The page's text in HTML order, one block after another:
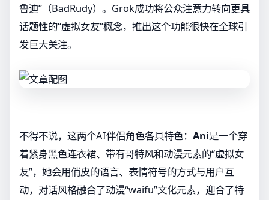
鲁迪”（BadRudy）。Grok成功将公众注意力转向更具
话题性的“虚拟女友”概念，推出这个功能很快在全球引
发巨大关注。
不得不说，这两个AI伴侣角色各具特色： Ani是一个穿
着紧身黑色连衣裙、带有哥特风和动漫元素的“虚拟女
友”，她会用俏皮的语言、表情符号的方式与用户互
动，对话风格融合了动漫“waifu”文化元素，迎合了特